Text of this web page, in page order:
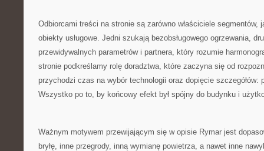
Odbiorcami treści na stronie są zarówno właściciele segmentów,
obiekty usługowe. Jedni szukają bezobsługowego ogrzewania,
przewidywalnych parametrów i partnera, który rozumie
stronie podkreślamy rolę doradztwa, które zaczyna się od
przychodzi czas na wybór technologii oraz dopięcie szczegółów:
Wszystko po to, by końcowy efekt był spójny do budynku i
Ważnym motywem przewijającym się w opisie Rymar jest
bryłę, inne przegrody, inną wymianę powietrza, a nawet inne